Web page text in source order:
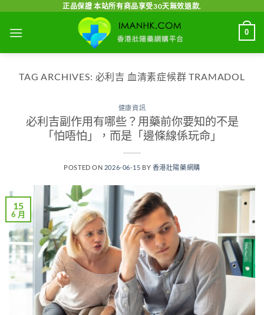
content
正品保證 本站所有商品享受30天無效退款.
0
TAG ARCHIVES: 必利吉 血清素症候群 TRAMADOL
健康資訊
必利吉副作用有哪些？用藥前你要知的不是
「怕唔怕」，而是「邊條線係玩命」
POSTED ON 2026-06-15 BY 香港壯陽藥網購
15
6 月